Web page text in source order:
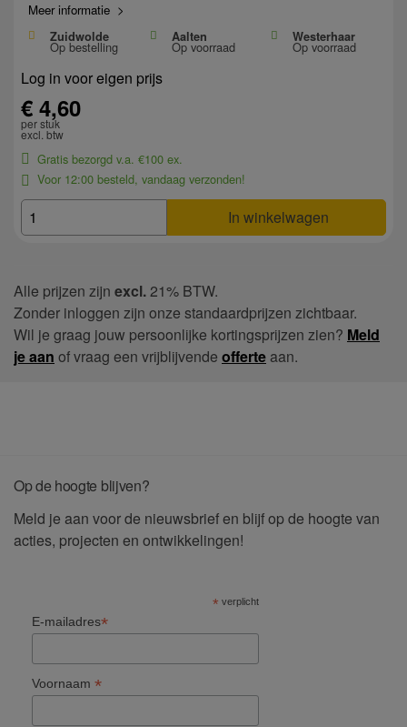
Meer informatie >
Zuidwolde
Op bestelling
Aalten
Op voorraad
Westerhaar
Op voorraad
Log in voor eigen prijs
€ 4,60
per stuk
excl. btw
Gratis bezorgd v.a. €100 ex.
Voor 12:00 besteld, vandaag verzonden!
In winkelwagen
Alle prijzen zijn excl.21% BTW.
Zonder inloggen zijn onze standaardprijzen zichtbaar.
Wil je graag jouw persoonlijke kortingsprijzen zien? Meld
je aan of vraag een vrijblijvende offerte aan.
Op de hoogte blijven?
Meld je aan voor de nieuwsbrief en blijf op de hoogte van
acties, projecten en ontwikkelingen!
* verplicht
E-mailadres*
Voornaam *